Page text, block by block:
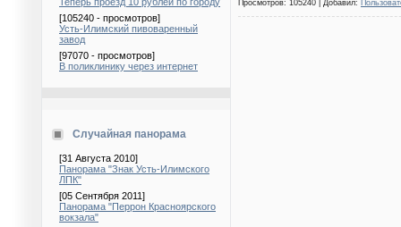
[105240 - просмотров]
Усть-Илимский пивоваренный
завод
[97070 - просмотров]
В поликлинику через интернет
Случайная панорама
[31 Августа 2010]
Панорама "Знак Усть-Илимского
ЛПК"
[05 Сентября 2011]
Панорама "Перрон Красноярского
вокзала"
Просмотров: 105240 | Добавил: